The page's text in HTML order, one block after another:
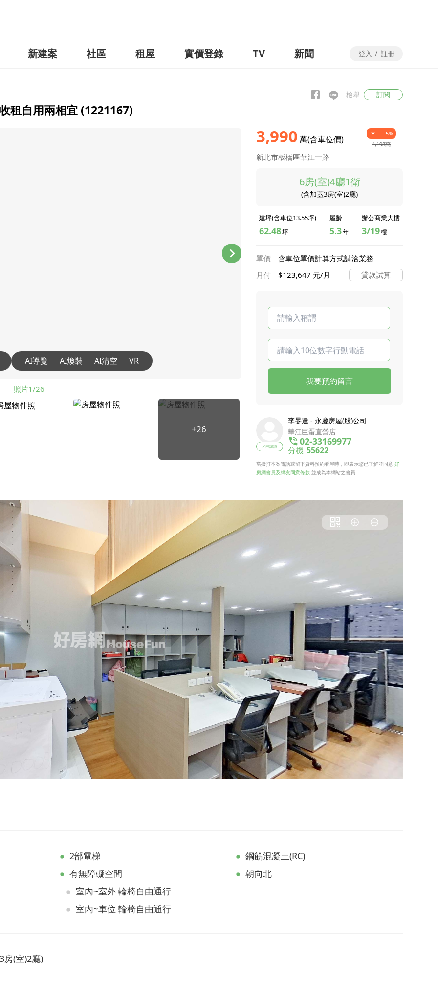
新建案 社區 租屋 實價登錄 TV 新聞 登入 / 註冊
檢舉 訂閱
租自用兩相宜 (1221167)
AI導覽 AI煥裝 AI清空 VR
照片1/26
+26
3,990 萬(含車位價)
5%
4,198萬
新北市板橋區華江一路
6房(室)4廳1衛
(含加蓋3房(室)2廳)
建坪(含車位13.55坪)
62.48坪
屋齡
5.3年
辦公商業大樓
3/19樓
單價
含車位單價計算方式請洽業務
月付
$123,647 元/月 貸款試算
我要預約留言
已認證
李旻達 - 永慶房屋(股)公司
華江巨蛋直營店
02-33169977
分機 55622
當撥打本案電話或留下資料預約看屋時，即表示您已了解並同意 好
房網會員及網友同意條款 並成為本網站之會員
2部電梯
有無障礙空間
室內~室外 輪椅自由通行
室內~車位 輪椅自由通行
鋼筋混凝土(RC)
朝向北
房(室)2廳)